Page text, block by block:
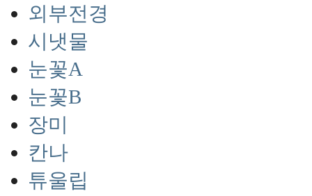
외부전경
시냇물
눈꽃A
눈꽃B
장미
칸나
튜울립